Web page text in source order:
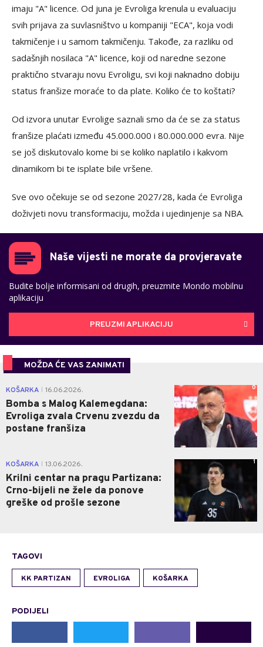
imaju "A" licence. Od juna je Evroliga krenula u evaluaciju
svih prijava za suvlasništvo u kompaniji "ECA", koja vodi
takmičenje i u samom takmičenju. Takođe, za razliku od
sadašnjih nosilaca "A" licence, koji od naredne sezone
praktično stvaraju novu Evroligu, svi koji naknadno dobiju
status franšize moraće to da plate. Koliko će to koštati?
Od izvora unutar Evrolige saznali smo da će se za status
franšize plaćati između 45.000.000 i 80.000.000 evra. Nije
se još diskutovalo kome bi se koliko naplatilo i kakvom
dinamikom bi te isplate bile vršene.
Sve ovo očekuje se od sezone 2027/28, kada će Evroliga
doživjeti novu transformaciju, možda i ujedinjenje sa NBA.
Naše vijesti ne morate da provjeravate
Budite bolje informisani od drugih, preuzmite Mondo mobilnu
aplikaciju
PREUZMI APLIKACIJU
MOŽDA ĆE VAS ZANIMATI
KOŠARKA 16.06.2026.
Bomba s Malog Kalemegdana:
Evroliga zvala Crvenu zvezdu da
postane franšiza
0
KOŠARKA 13.06.2026.
Krilni centar na pragu Partizana:
Crno-bijeli ne žele da ponove
greške od prošle sezone
1
TAGOVI
KK PARTIZAN EVROLIGA KOŠARKA
PODIJELI